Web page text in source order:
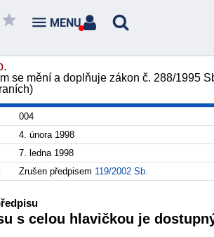
se mění a doplňuje zákon č. 288/1995
004
4. února 1998
7. ledna 1998
Zrušen předpisem 119/2002 Sb.
s celou hlavičkou je
MENU